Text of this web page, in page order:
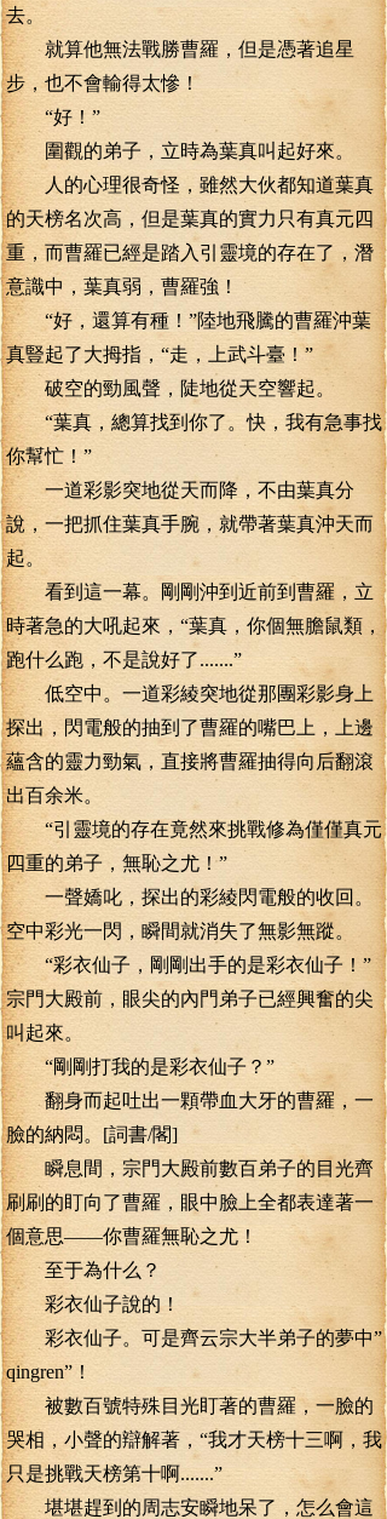
去。
就算他無法戰勝曹羅，但是憑著追星
步，也不會輸得太慘！
“好！”
圍觀的弟子，立時為葉真叫起好來。
人的心理很奇怪，雖然大伙都知道葉真
的天榜名次高，但是葉真的實力只有真元四
重，而曹羅已經是踏入引靈境的存在了，潛
意識中，葉真弱，曹羅強！
“好，還算有種！”陸地飛騰的曹羅沖葉
真豎起了大拇指，“走，上武斗臺！”
破空的勁風聲，陡地從天空響起。
“葉真，總算找到你了。快，我有急事找
你幫忙！”
一道彩影突地從天而降，不由葉真分
說，一把抓住葉真手腕，就帶著葉真沖天而
起。
看到這一幕。剛剛沖到近前到曹羅，立
時著急的大吼起來，“葉真，你個無膽鼠類，
跑什么跑，不是說好了.......”
低空中。一道彩綾突地從那團彩影身上
探出，閃電般的抽到了曹羅的嘴巴上，上邊
蘊含的靈力勁氣，直接將曹羅抽得向后翻滾
出百余米。
“引靈境的存在竟然來挑戰修為僅僅真元
四重的弟子，無恥之尤！”
一聲嬌叱，探出的彩綾閃電般的收回。
空中彩光一閃，瞬間就消失了無影無蹤。
“彩衣仙子，剛剛出手的是彩衣仙子！”
宗門大殿前，眼尖的內門弟子已經興奮的尖
叫起來。
“剛剛打我的是彩衣仙子？”
翻身而起吐出一顆帶血大牙的曹羅，一
臉的納悶。[詞書/閣]
瞬息間，宗門大殿前數百弟子的目光齊
刷刷的盯向了曹羅，眼中臉上全都表達著一
個意思——你曹羅無恥之尤！
至于為什么？
彩衣仙子說的！
彩衣仙子。可是齊云宗大半弟子的夢中”
qingren”！
被數百號特殊目光盯著的曹羅，一臉的
哭相，小聲的辯解著，“我才天榜十三啊，我
只是挑戰天榜第十啊.......”
堪堪趕到的周志安瞬地呆了，怎么會這